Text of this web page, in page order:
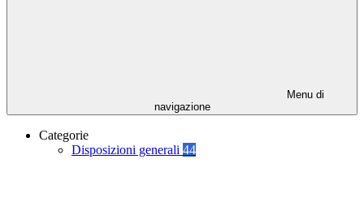
Menu di
navigazione
Categorie
Disposizioni generali 44